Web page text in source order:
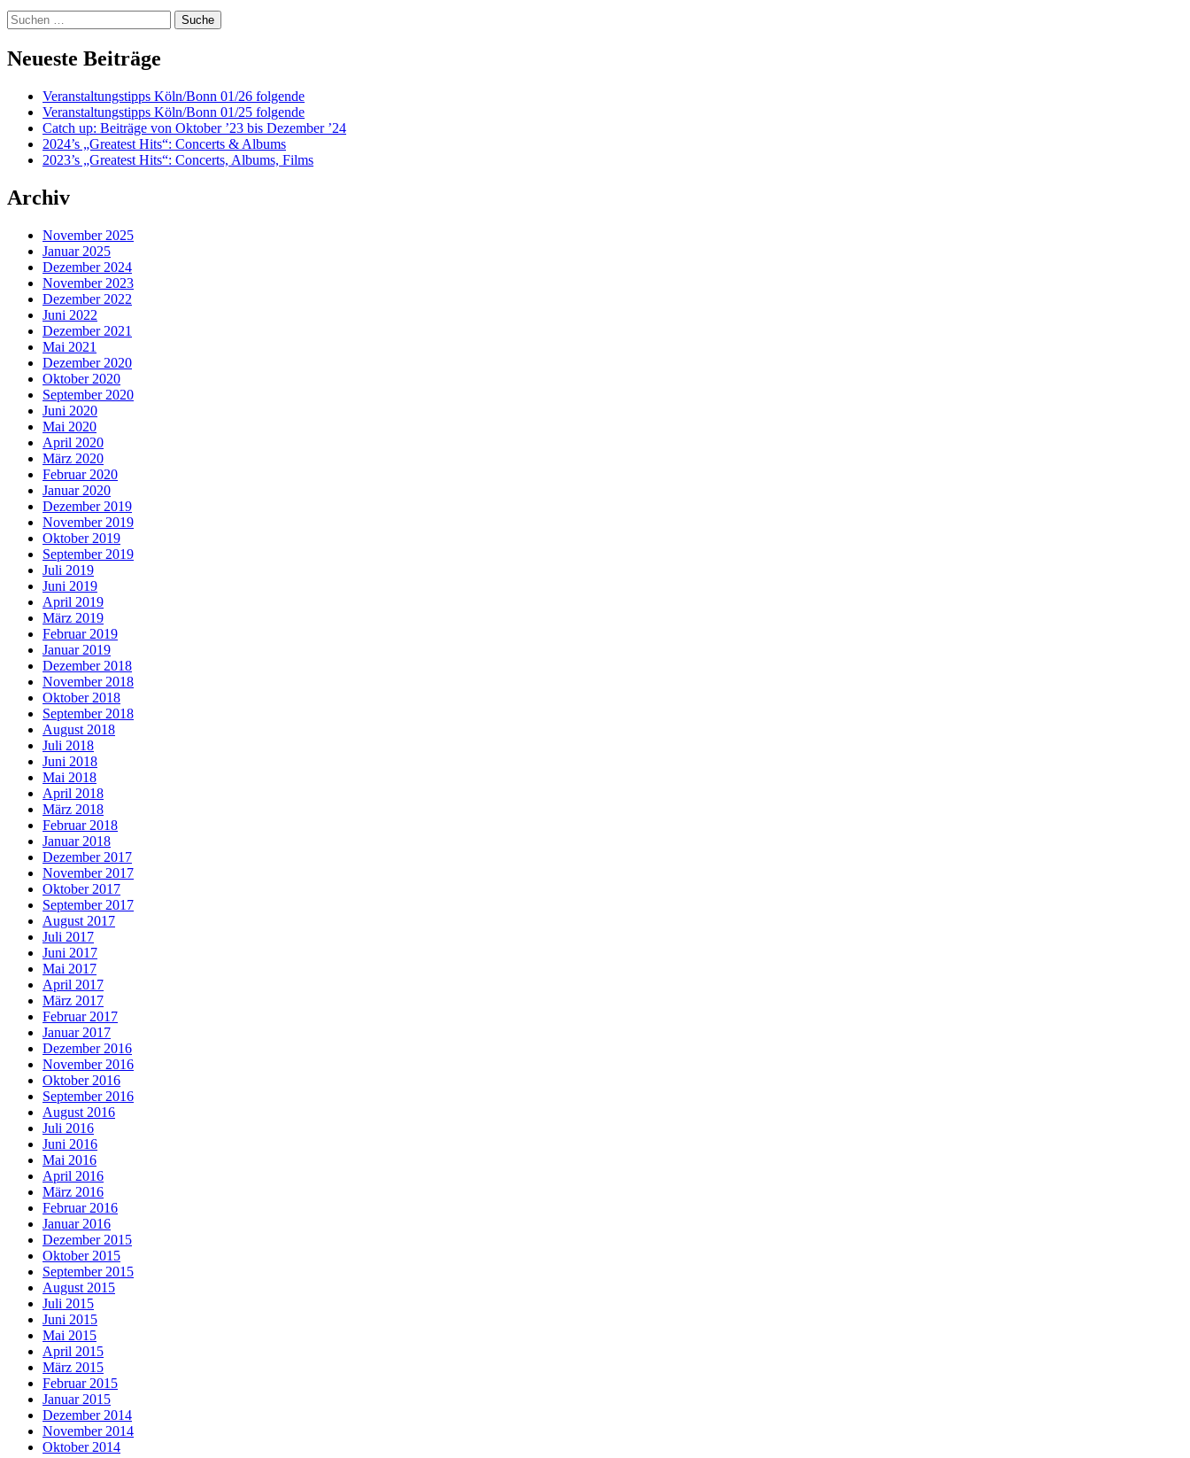
Suche
Neueste Beiträge
Veranstaltungstipps Köln/Bonn 01/26 folgende
Veranstaltungstipps Köln/Bonn 01/25 folgende
Catch up: Beiträge von Oktober ’23 bis Dezember ’24
2024’s „Greatest Hits“: Concerts & Albums
2023’s „Greatest Hits“: Concerts, Albums, Films
Archiv
November 2025
Januar 2025
Dezember 2024
November 2023
Dezember 2022
Juni 2022
Dezember 2021
Mai 2021
Dezember 2020
Oktober 2020
September 2020
Juni 2020
Mai 2020
April 2020
März 2020
Februar 2020
Januar 2020
Dezember 2019
November 2019
Oktober 2019
September 2019
Juli 2019
Juni 2019
April 2019
März 2019
Februar 2019
Januar 2019
Dezember 2018
November 2018
Oktober 2018
September 2018
August 2018
Juli 2018
Juni 2018
Mai 2018
April 2018
März 2018
Februar 2018
Januar 2018
Dezember 2017
November 2017
Oktober 2017
September 2017
August 2017
Juli 2017
Juni 2017
Mai 2017
April 2017
März 2017
Februar 2017
Januar 2017
Dezember 2016
November 2016
Oktober 2016
September 2016
August 2016
Juli 2016
Juni 2016
Mai 2016
April 2016
März 2016
Februar 2016
Januar 2016
Dezember 2015
Oktober 2015
September 2015
August 2015
Juli 2015
Juni 2015
Mai 2015
April 2015
März 2015
Februar 2015
Januar 2015
Dezember 2014
November 2014
Oktober 2014